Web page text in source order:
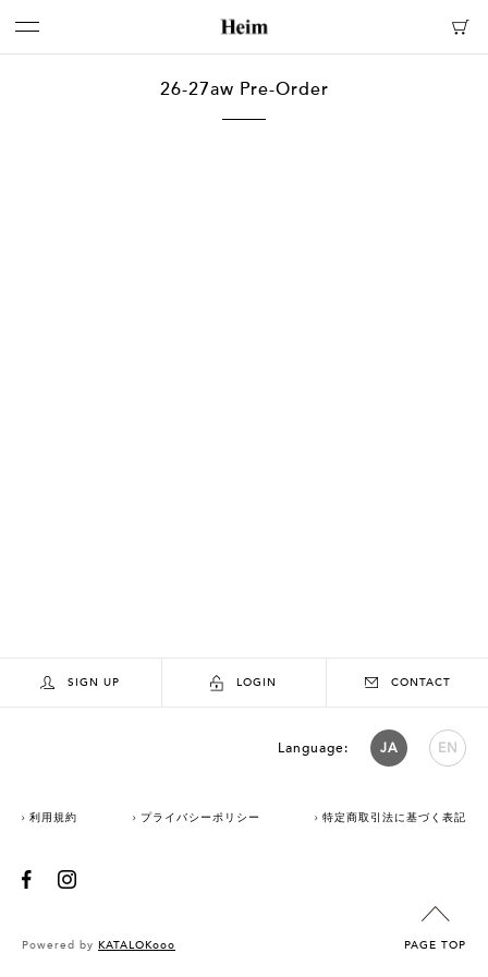
26-27aw Pre-Order
SIGN UP LOGIN CONTACT
Language: JA EN
利用規約 プライバシーポリシー 特定商取引法に基づく表記
Powered by KATALOKooo PAGE TOP